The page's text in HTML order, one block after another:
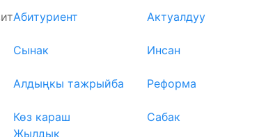
Абитуриент Актуалдуу
Сынак Инсан
Алдыңкы тажрыйба Реформа
Көз караш Сабак
Жылдык